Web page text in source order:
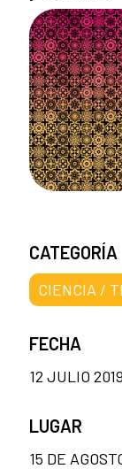
CATEGORÍA
CIENCIA /
FECHA
12 JULIO
LUGAR
15 DE